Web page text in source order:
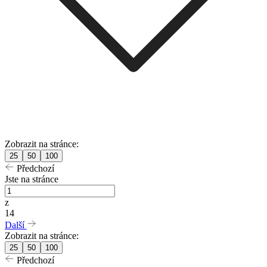
Zobrazit na stránce:
25 50 100
Předchozí
Jste na stránce
z
14
Další
Zobrazit na stránce:
25 50 100
Předchozí